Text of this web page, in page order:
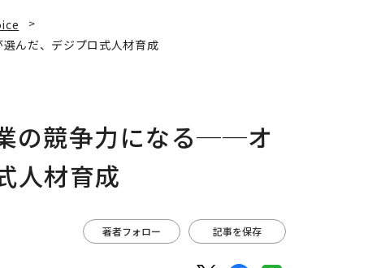
んだ、デジプロ式人材育成
の競争力になる──オ
人材育成
著者フォロー 記事を保存